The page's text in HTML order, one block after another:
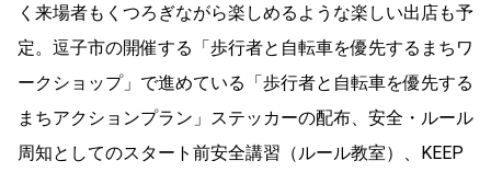
く来場者もくつろぎながら楽しめるような楽しい出店も予
定。逗子市の開催する「歩行者と自転車を優先するまちワ
ークショップ」で進めている「歩行者と自転車を優先する
まちアクションプラン」ステッカーの配布、安全・ルール
周知としてのスタート前安全講習（ルール教室）、KEEP